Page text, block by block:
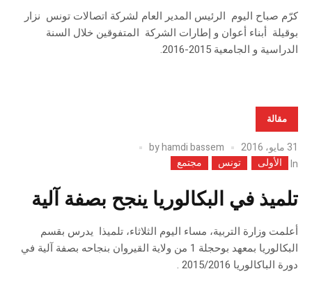
كرّم صباح اليوم الرئيس المدير العام لشركة اتصالات تونس نزار
بوقيلة أبناء أعوان و إطارات الشركة المتفوقين خلال السنة
الدراسية و الجامعية 2015-2016.
مقالة
31 مايو، 2016 byhamdi bassem
In
الأولى تونس مجتمع
تلميذ في البكالوريا ينجح بصفة آلية
أعلمت وزارة التربية، مساء اليوم الثلاثاء، تلميذا يدرس بقسم
البكالوريا بمعهد بوحجلة 1 من ولاية القيروان بنجاحه بصفة آلية في
دورة الباكالوريا 2015/2016 .